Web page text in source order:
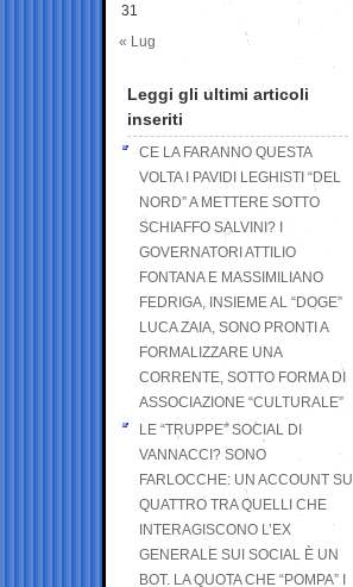
31
« Lug
Leggi gli ultimi articoli
inseriti
CE LA FARANNO QUESTA
VOLTA I PAVIDI LEGHISTI “DEL
NORD” A METTERE SOTTO
SCHIAFFO SALVINI? I
GOVERNATORI ATTILIO
FONTANA E MASSIMILIANO
FEDRIGA, INSIEME AL “DOGE”
LUCA ZAIA, SONO PRONTI A
FORMALIZZARE UNA
CORRENTE, SOTTO FORMA DI
ASSOCIAZIONE “CULTURALE”
LE “TRUPPE” SOCIAL DI
VANNACCI? SONO
FARLOCCHE: UN ACCOUNT SU
QUATTRO TRA QUELLI CHE
INTERAGISCONO L’EX
GENERALE SUI SOCIAL È UN
BOT. LA QUOTA CHE “POMPA” I